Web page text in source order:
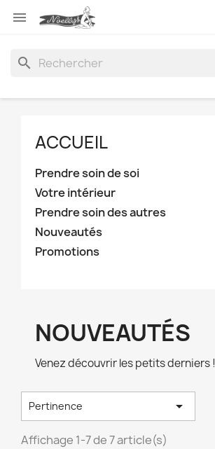

search
ACCUEIL
Prendre soin de soi
Votre intérieur
Prendre soin des autres
Nouveautés
Promotions
NOUVEAUTÉS
Venez découvrir les petits derniers !
Pertinence 
Affichage 1-7 de 7 article(s)